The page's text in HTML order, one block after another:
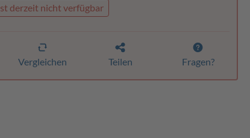
derzeit nicht verfügbar
Vergleichen Teilen Fragen?